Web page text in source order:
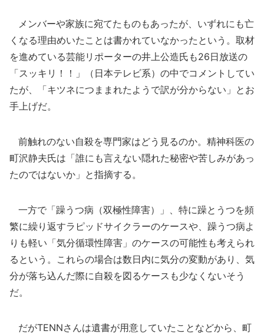
メンバーや家族に宛てたものもあったが、いずれにも亡
くなる理由めいたことは書かれていなかったという。取材
を進めている芸能リポーターの井上公造氏も26日放送の
「スッキリ！！」（日本テレビ系）の中でコメントしてい
たが、「キツネにつままれたようで訳が分からない」とお
手上げだ。
前触れのない自殺を専門家はどう見るのか。精神科医の
町沢静夫氏は「誰にも言えない隠れた秘密や苦しみがあっ
たのではないか」と指摘する。
一方で「躁うつ病（双極性障害）」、特に躁とうつを頻
繁に繰り返すラピッドサイクラーのケースや、躁うつ病よ
りも軽い「気分循環性障害」のケースの可能性も考えられ
るという。これらの場合は数日内に気分の変動があり、気
分が落ち込んだ際に自殺を図るケースも少なくないそう
だ。
だがTENNさんは遺書が用意していたことなどから、町